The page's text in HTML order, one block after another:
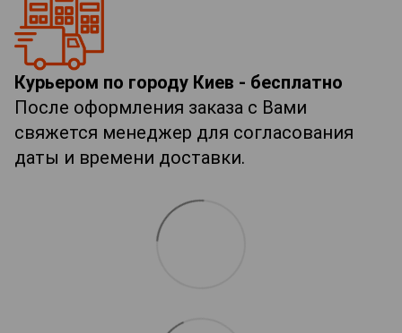
Курьером по городу Киев - бесплатно
После оформления заказа с Вами
свяжется менеджер для согласования
даты и времени доставки.